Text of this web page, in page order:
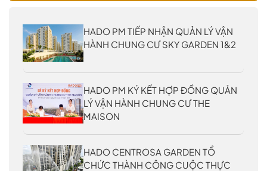
HADO PM TIẾP NHẬN QUẢN LÝ VẬN
HÀNH CHUNG CƯ SKY GARDEN 1&2
HADO PM KÝ KẾT HỢP ĐỒNG QUẢN
LÝ VẬN HÀNH CHUNG CƯ THE
MAISON
HADO CENTROSA GARDEN TỔ
CHỨC THÀNH CÔNG CUỘC THỰC